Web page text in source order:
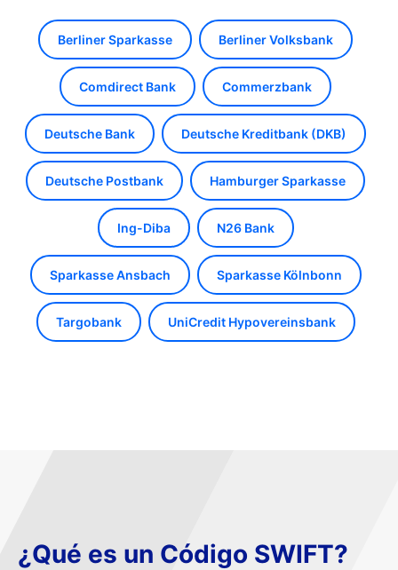
Berliner Sparkasse Berliner Volksbank
Comdirect Bank Commerzbank
Deutsche Bank Deutsche Kreditbank (DKB)
Deutsche Postbank Hamburger Sparkasse
Ing-Diba N26 Bank
Sparkasse Ansbach Sparkasse Kölnbonn
Targobank UniCredit Hypovereinsbank
¿Qué es un Código SWIFT?